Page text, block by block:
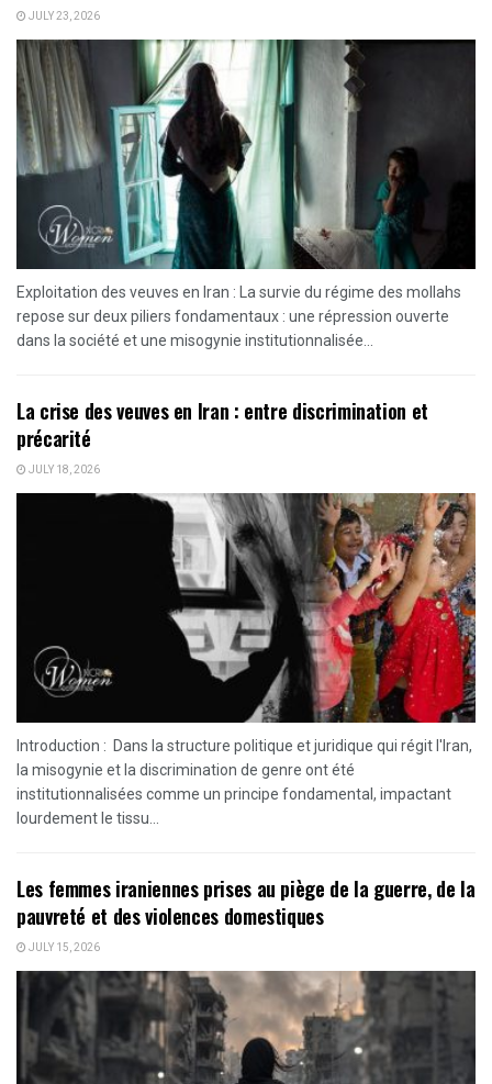
JULY 23, 2026
Exploitation des veuves en Iran : La survie du régime des mollahs
repose sur deux piliers fondamentaux : une répression ouverte
dans la société et une misogynie institutionnalisée...
La crise des veuves en Iran : entre discrimination et
précarité
JULY 18, 2026
Introduction : Dans la structure politique et juridique qui régit l'Iran,
la misogynie et la discrimination de genre ont été
institutionnalisées comme un principe fondamental, impactant
lourdement le tissu...
Les femmes iraniennes prises au piège de la guerre, de la
pauvreté et des violences domestiques
JULY 15, 2026